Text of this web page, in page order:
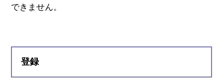
できません。
登録